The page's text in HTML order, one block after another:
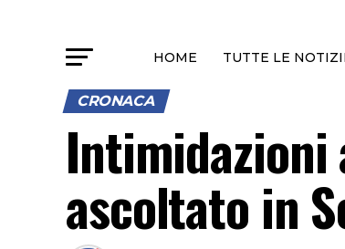
HOME TUTTE LE
CRONACA
ascoltato in